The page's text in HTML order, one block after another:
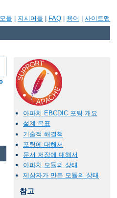
모듈 지시어들 FAQ 용어 사이트맵
아파치 EBCDIC 포팅 개요
설계 목표
기술적 해결책
포팅에 대해서
문서 저장에 대해서
아파치 모듈의 상태
제삼자가 만든 모듈의 상태
참고